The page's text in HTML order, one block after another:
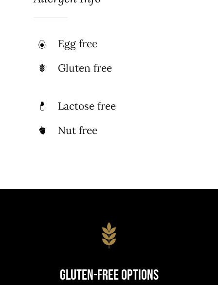
Egg free
Gluten free
Lactose free
Nut free
Gluten-Free Options